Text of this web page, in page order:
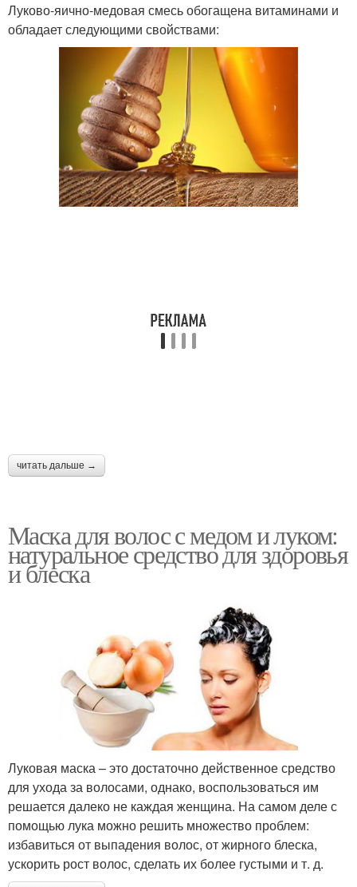
Луково-яично-медовая смесь обогащена витаминами и
обладает следующими свойствами:
читать дальше →
Маска для волос с медом и луком:
натуральное средство для здоровья
и блеска
Луковая маска – это достаточно действенное средство
для ухода за волосами, однако, воспользоваться им
решается далеко не каждая женщина. На самом деле с
помощью лука можно решить множество проблем:
избавиться от выпадения волос, от жирного блеска,
ускорить рост волос, сделать их более густыми и т. д.